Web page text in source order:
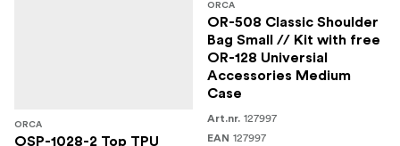
ORCA
OSP-1028-2 Top TPU
ORCA
OR-508 Classic Shoulder
Bag Small // Kit with free
OR-128 Universial
Accessories Medium
Case
Art.nr. 127997
EAN 127997